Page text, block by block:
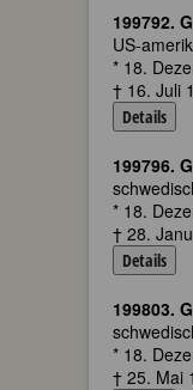
199792.
US-
* 18.
† 16. Juli
Details
199796.
* 18.
† 28.
Details
199803.
* 18.
† 25. Mai